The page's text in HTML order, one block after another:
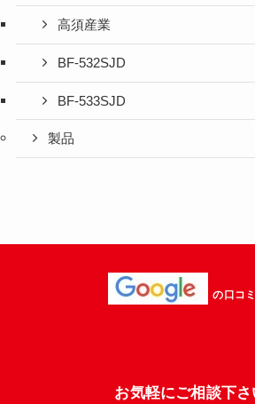
高須産業
BF-532SJD
BF-533SJD
製品
の口コ
お気軽にご相談下さ